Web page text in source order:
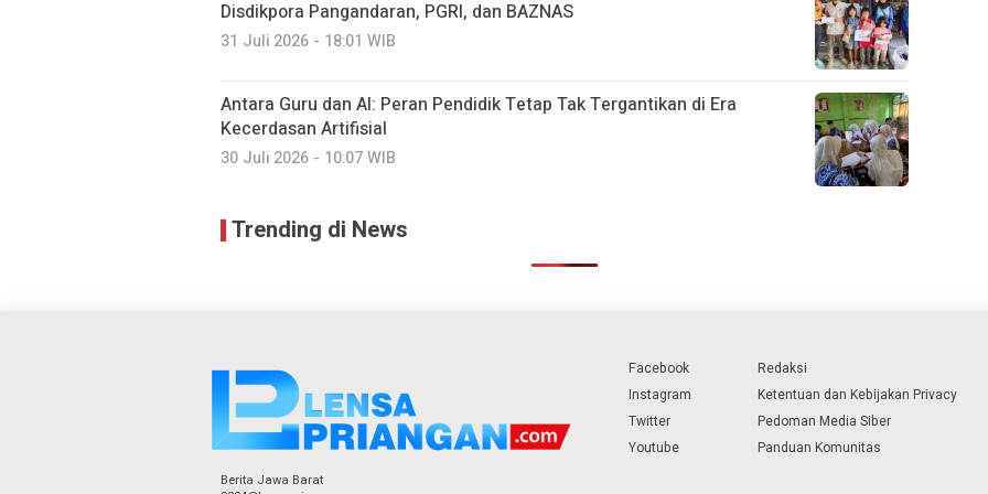
Disdikpora Pangandaran, PGRI, dan BAZNAS
31 Juli 2026 - 18:01 WIB
Antara Guru dan AI: Peran Pendidik Tetap Tak Tergantikan di Era
Kecerdasan Artifisial
30 Juli 2026 - 10:07 WIB
Trending di News
Berita Jawa Barat
Facebook
Instagram
Twitter
Youtube
Redaksi
Ketentuan dan Kebijakan Privacy
Pedoman Media Siber
Panduan Komunitas